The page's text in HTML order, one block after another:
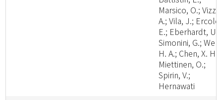
Marsico, O.;
A.; Vila, J.; Ercole,
E.; Eberhardt, U.;
Simonini, G.; Wen,
H. A.; Chen, X. H.;
Miettinen, O.;
Spirin, V.;
Hernawati